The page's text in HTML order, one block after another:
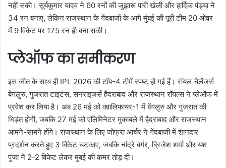
नहीं सकी। सूर्यकुमार यादव ने 60 रनों की जुझारू पारी खेली और हार्दिक पंड्या ने
34 रन बनाए, लेकिन राजस्थान के गेंदबाजों के आगे मुंबई की पूरी टीम 20 ओवर
में 9 विकेट पर 175 रन ही बना सकी।
प्लेऑफ का समीकरण
इस जीत के साथ ही IPL 2026 की टॉप-4 टीमें स्पष्ट हो गई हैं। रॉयल चैलेंजर्स
बेंगलुरु, गुजरात टाइटंस, सनराइजर्स हैदराबाद और राजस्थान रॉयल्स ने प्लेऑफ में
प्रवेश कर लिया है। अब 26 मई को क्वालिफायर-1 में बेंगलुरु और गुजरात की
भिड़ंत होगी, जबकि 27 मई को एलिमिनेटर मुकाबले में हैदराबाद और राजस्थान
आमने-सामने होंगे। राजस्थान के लिए जोफ्रा आर्चर ने गेंदबाजी में शानदार
प्रदर्शन करते हुए 3 विकेट चटकाए, जबकि नांद्रे बर्गर, ब्रिजेश शर्मा और यश
पुंजा ने 2-2 विकेट लेकर मुंबई की कमर तोड़ दी।